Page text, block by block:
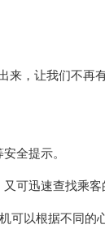
来，让我们不再
全提示。
可迅速查找乘客
可以根据不同的